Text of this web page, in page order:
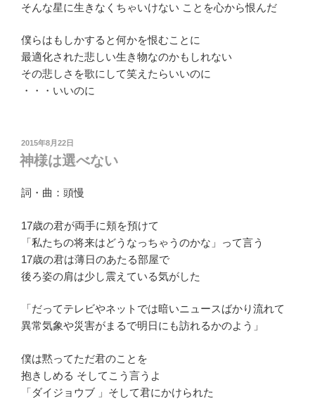
そんな星に生きなくちゃいけない ことを心から恨んだ
僕らはもしかすると何かを恨むことに
最適化された悲しい生き物なのかもしれない
その悲しさを歌にして笑えたらいいのに
・・・いいのに
投
稿
日:
2015年8月22日
神様は選べない
詞・曲：頭慢
17歳の君が両手に頬を預けて
「私たちの将来はどうなっちゃうのかな」って言う
17歳の君は薄日のあたる部屋で
後ろ姿の肩は少し震えている気がした
「だってテレビやネットでは暗いニュースばかり流れて
異常気象や災害がまるで明日にも訪れるかのよう」
僕は黙ってただ君のことを
抱きしめる そしてこう言うよ
「ダイジョウブ 」そして君にかけられた